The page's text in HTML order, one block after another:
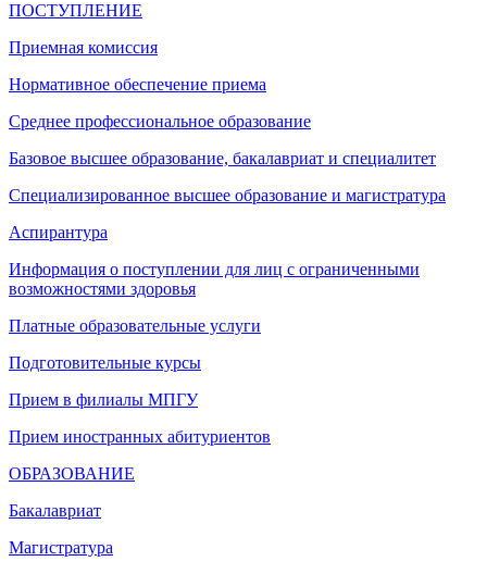
ПОСТУПЛЕНИЕ
Приемная комиссия
Нормативное обеспечение приема
Среднее профессиональное образование
Базовое высшее образование, бакалавриат и специалитет
Специализированное высшее образование и магистратура
Аспирантура
Информация о поступлении для лиц с ограниченными
возможностями здоровья
Платные образовательные услуги
Подготовительные курсы
Прием в филиалы МПГУ
Прием иностранных абитуриентов
ОБРАЗОВАНИЕ
Бакалавриат
Магистратура